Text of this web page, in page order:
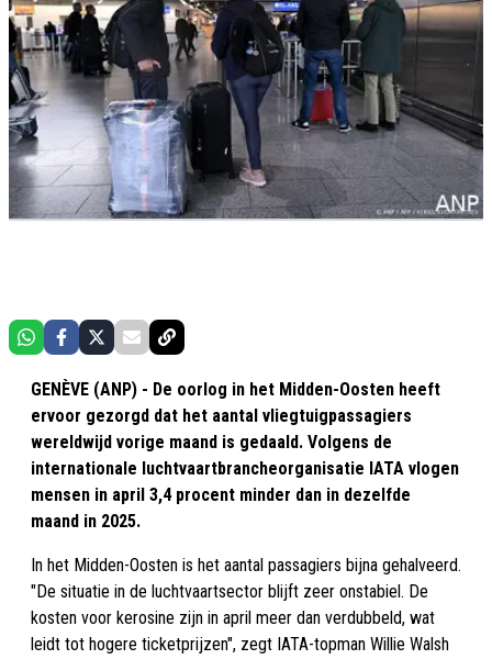
GENÈVE (ANP) - De oorlog in het Midden-Oosten heeft
ervoor gezorgd dat het aantal vliegtuigpassagiers
wereldwijd vorige maand is gedaald. Volgens de
internationale luchtvaartbrancheorganisatie IATA vlogen
mensen in april 3,4 procent minder dan in dezelfde
maand in 2025.
In het Midden-Oosten is het aantal passagiers bijna gehalveerd.
"De situatie in de luchtvaartsector blijft zeer onstabiel. De
kosten voor kerosine zijn in april meer dan verdubbeld, wat
leidt tot hogere ticketprijzen", zegt IATA-topman Willie Walsh